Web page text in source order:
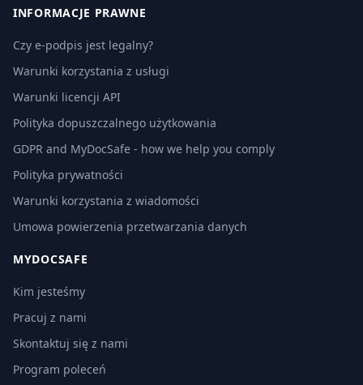
INFORMACJE PRAWNE
Czy e-podpis jest legalny?
Warunki korzystania z usługi
Warunki licencji API
Polityka dopuszczalnego użytkowania
GDPR and MyDocSafe - how we help you comply
Polityka prywatności
Warunki korzystania z wiadomości
Umowa powierzenia przetwarzania danych
MYDOCSAFE
Kim jesteśmy
Pracuj z nami
Skontaktuj się z nami
Program poleceń